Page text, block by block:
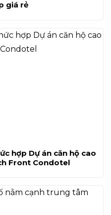
giá rẻ
hợp Dự án căn hộ cao
Front Condotel